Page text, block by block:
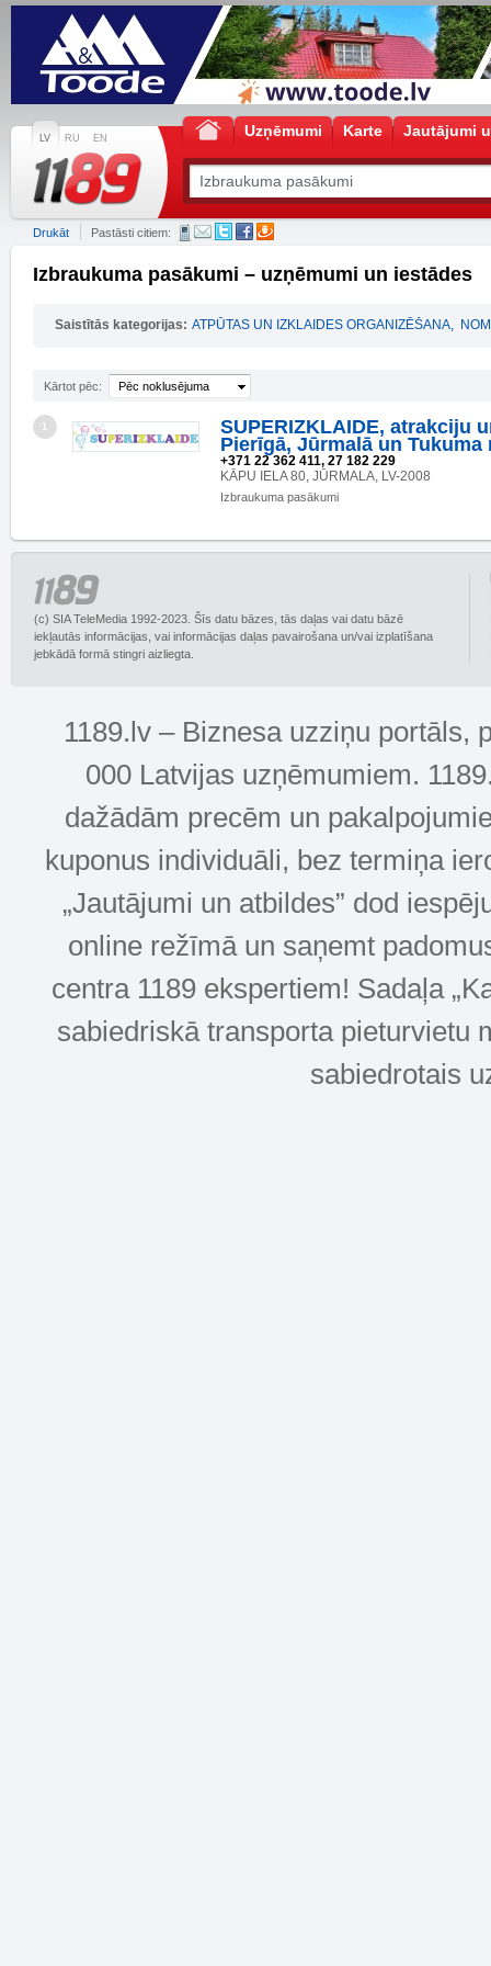
LV RU EN Uzņēmumi Karte Jautājumi
Drukāt Pastāsti citiem:
Izbraukuma pasākumi – uzņēmumi un iestādes
Saistītās kategorijas: ATPŪTAS UN IZKLAIDES ORGANIZĒŠANA,
Kārtot pēc: Pēc noklusējuma
1
SUPERIZKLAIDE, atrakciju
Pierīgā, Jūrmalā un Tukuma
+371 22 362 411, 27 182 229
KĀPU IELA 80, JŪRMALA, LV-2008
Izbraukuma pasākumi
(c) SIA TeleMedia 1992-2023. Šīs datu bāzes, tās daļas vai datu bāzē
iekļautās informācijas, vai informācijas daļas pavairošana un/vai izplatīšana
jebkādā formā stingri aizliegta.
1189.lv – Biznesa uzziņu portāls,
000 Latvijas uzņēmumiem.
dažādām precēm un
kuponus individuāli, bez termiņa
„Jautājumi un atbildes” dod
online režīmā un saņemt
centra 1189 ekspertiem! Sadaļa
sabiedriskā transporta pieturvietu
sabiedrotais